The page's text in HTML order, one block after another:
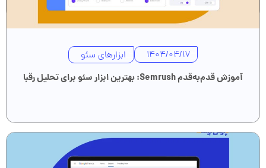
1404/04/17
ابزارهای سئو
آموزش قدم‌به‌قدم Semrush: بهترین ابزار سئو برای تحلیل رقبا